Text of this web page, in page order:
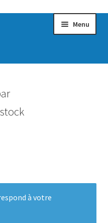
Menu
à votre